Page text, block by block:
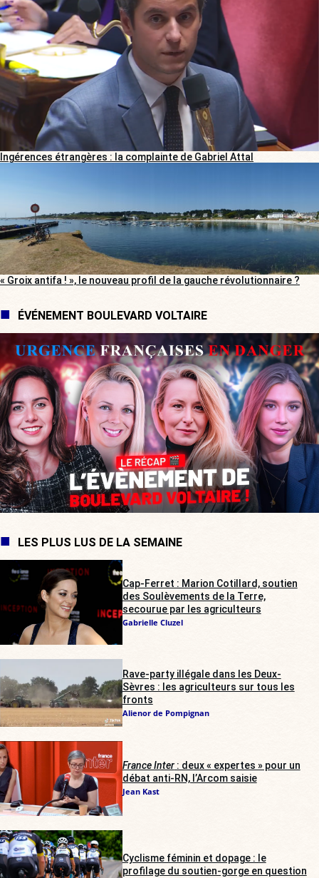
Ingérences étrangères : la complainte de Gabriel Attal
« Groix antifa ! », le nouveau profil de la gauche révolutionnaire ?
ÉVÉNEMENT BOULEVARD VOLTAIRE
LES PLUS LUS DE LA SEMAINE
Cap-Ferret : Marion Cotillard, soutien
des Soulèvements de la Terre,
secourue par les agriculteurs
Gabrielle Cluzel
Rave-party illégale dans les Deux-
Sèvres : les agriculteurs sur tous les
fronts
Alienor de Pompignan
France Inter: deux « expertes » pour un
débat anti-RN, l’Arcom saisie
Jean Kast
Cyclisme féminin et dopage : le
profilage du soutien-gorge en question